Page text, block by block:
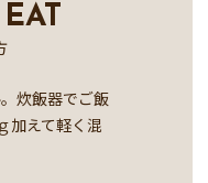
炊飯器でご飯
加えて軽く混